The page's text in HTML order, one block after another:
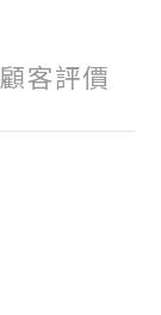
顧客評價